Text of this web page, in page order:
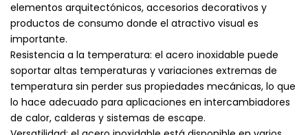
elementos arquitectónicos, accesorios decorativos y
productos de consumo donde el atractivo visual es
importante.
Resistencia a la temperatura: el acero inoxidable puede
soportar altas temperaturas y variaciones extremas de
temperatura sin perder sus propiedades mecánicas, lo que
lo hace adecuado para aplicaciones en intercambiadores
de calor, calderas y sistemas de escape.